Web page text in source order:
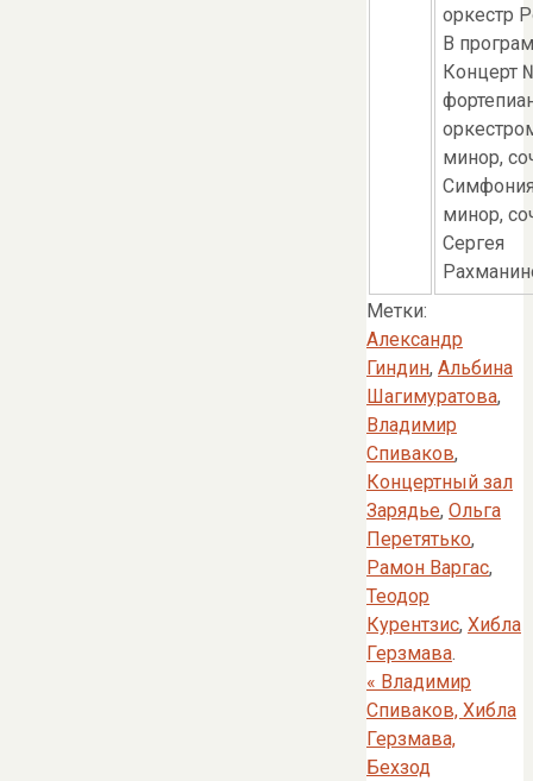
оркестр
В
Концерт
минор,
минор,
Сергея
Метки:
Александр
Гиндин, Альбина
Шагимуратова,
Владимир
Спиваков,
Концертный зал
Зарядье, Ольга
Перетятько,
Рамон Варгас,
Теодор
Курентзис, Хибла
Герзмава.
« Владимир
Спиваков, Хибла
Герзмава,
Бехзод